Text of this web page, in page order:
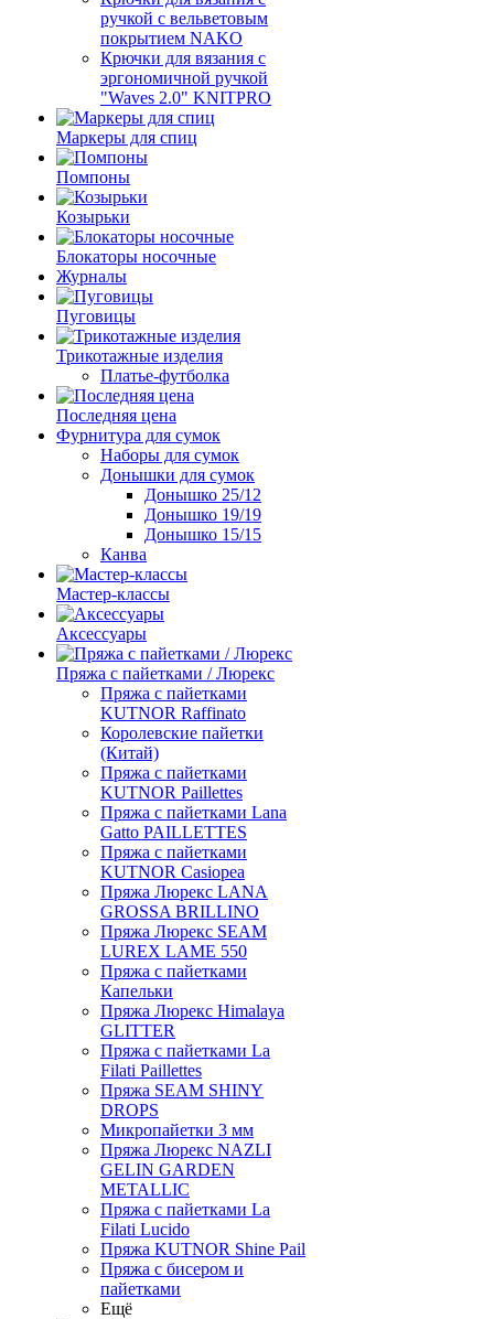
ручкой с вельветовым
покрытием NAKO
Крючки для вязания с
эргономичной ручкой
"Waves 2.0" KNITPRO
Маркеры для спиц
Помпоны
Козырьки
Блокаторы носочные
Журналы
Пуговицы
Трикотажные изделия
Платье-футболка
Последняя цена
Фурнитура для сумок
Наборы для сумок
Донышки для сумок
Донышко 25/12
Донышко 19/19
Донышко 15/15
Канва
Мастер-классы
Аксессуары
Пряжа с пайетками / Люрекс
Пряжа с пайетками
KUTNOR Raffinato
Королевские пайетки
(Китай)
Пряжа с пайетками
KUTNOR Paillettes
Пряжа с пайетками Lana
Gatto PAILLETTES
Пряжа с пайетками
KUTNOR Casiopea
Пряжа Люрекс LANA
GROSSA BRILLINO
Пряжа Люрекс SEAM
LUREX LAME 550
Пряжа с пайетками
Капельки
Пряжа Люрекс Himalaya
GLITTER
Пряжа с пайетками La
Filati Paillettes
Пряжа SEAM SHINY
DROPS
Микропайетки 3 мм
Пряжа Люрекс NAZLI
GELIN GARDEN
METALLIC
Пряжа с пайетками La
Filati Lucido
Пряжа KUTNOR Shine Pail
Пряжа с бисером и
пайетками
Ещё